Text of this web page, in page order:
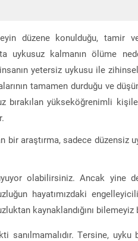
düzene konulduğu,
uykusuz kalmanın ölüme
yetersiz uykusu ile
tamamen durduğu ve
bırakılan yükseköğrenimli
bir araştırma, sadece
olabilirsiniz. Ancak yine
hayatımızdaki
kaynaklandığını bilemeyiz
sanılmamalıdır. Tersine,